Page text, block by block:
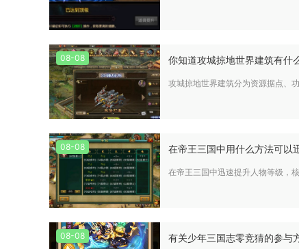
08-08 你知道攻城掠地世界建筑有什
攻城掠地世界建筑分为资源据点、
08-08 在帝王三国中用什么方法可以
在帝王三国中迅速提升人物等级，
08-08 有关少年三国志零竞猜的参与